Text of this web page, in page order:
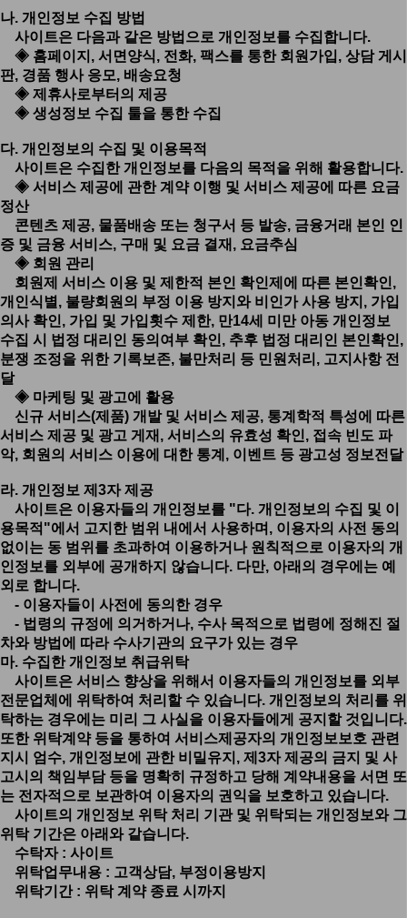
나. 개인정보 수집 방법
사이트은 다음과 같은 방법으로 개인정보를 수집합니다.
◈ 홈페이지, 서면양식, 전화, 팩스를 통한 회원가입, 상담 게시
판, 경품 행사 응모, 배송요청
◈ 제휴사로부터의 제공
◈ 생성정보 수집 툴을 통한 수집
다. 개인정보의 수집 및 이용목적
사이트은 수집한 개인정보를 다음의 목적을 위해 활용합니다.
◈ 서비스 제공에 관한 계약 이행 및 서비스 제공에 따른 요금
정산
콘텐츠 제공, 물품배송 또는 청구서 등 발송, 금융거래 본인 인
증 및 금융 서비스, 구매 및 요금 결재, 요금추심
◈ 회원 관리
회원제 서비스 이용 및 제한적 본인 확인제에 따른 본인확인,
개인식별, 불량회원의 부정 이용 방지와 비인가 사용 방지, 가입
의사 확인, 가입 및 가입횟수 제한, 만14세 미만 아동 개인정보
수집 시 법정 대리인 동의여부 확인, 추후 법정 대리인 본인확인,
분쟁 조정을 위한 기록보존, 불만처리 등 민원처리, 고지사항 전
달
◈ 마케팅 및 광고에 활용
신규 서비스(제품) 개발 및 서비스 제공, 통계학적 특성에 따른
서비스 제공 및 광고 게재, 서비스의 유효성 확인, 접속 빈도 파
악, 회원의 서비스 이용에 대한 통계, 이벤트 등 광고성 정보전달
라. 개인정보 제3자 제공
사이트은 이용자들의 개인정보를 "다. 개인정보의 수집 및 이
용목적"에서 고지한 범위 내에서 사용하며, 이용자의 사전 동의
없이는 동 범위를 초과하여 이용하거나 원칙적으로 이용자의 개
인정보를 외부에 공개하지 않습니다. 다만, 아래의 경우에는 예
외로 합니다.
- 이용자들이 사전에 동의한 경우
- 법령의 규정에 의거하거나, 수사 목적으로 법령에 정해진 절
차와 방법에 따라 수사기관의 요구가 있는 경우
마. 수집한 개인정보 취급위탁
사이트은 서비스 향상을 위해서 이용자들의 개인정보를 외부
전문업체에 위탁하여 처리할 수 있습니다. 개인정보의 처리를 위
탁하는 경우에는 미리 그 사실을 이용자들에게 공지할 것입니다.
또한 위탁계약 등을 통하여 서비스제공자의 개인정보보호 관련
지시 엄수, 개인정보에 관한 비밀유지, 제3자 제공의 금지 및 사
고시의 책임부담 등을 명확히 규정하고 당해 계약내용을 서면 또
는 전자적으로 보관하여 이용자의 권익을 보호하고 있습니다.
사이트의 개인정보 위탁 처리 기관 및 위탁되는 개인정보와 그
위탁 기간은 아래와 같습니다.
수탁자 : 사이트
위탁업무내용 : 고객상담, 부정이용방지
위탁기간 : 위탁 계약 종료 시까지